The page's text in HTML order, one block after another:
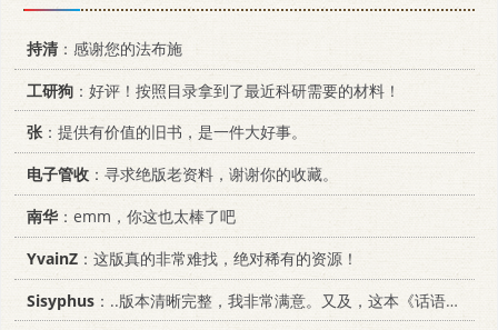
持清：感谢您的法布施
工研狗 ：好评！按照目录拿到了最近科研需要的材料！
张：提供有价值的旧书，是一件大好事。
电子管收 ：寻求绝版老资料，谢谢你的收藏。
南华 ：emm，你这也太棒了吧
YvainZ ：这版真的非常难找，绝对稀有的资源！
Sisyphus ：..版本清晰完整，我非常满意。又及，这本《话语的真相》...